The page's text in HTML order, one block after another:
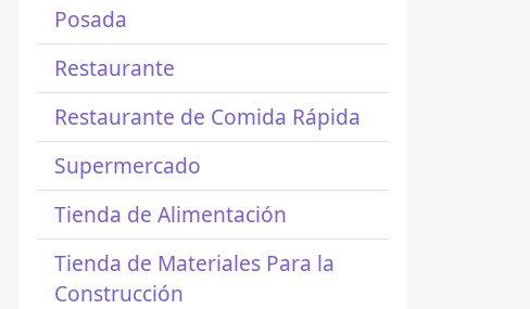
Posada
Restaurante
Restaurante de Comida Rápida
Supermercado
Tienda de Alimentación
Tienda de Materiales Para la
Construcción